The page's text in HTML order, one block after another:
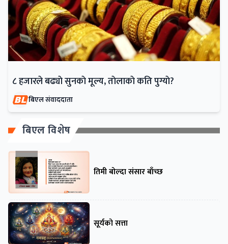
८ हजारले बढ्याे सुनकाे मूल्य, ताेलाकाे कति पुग्याे?
बिएल संवाददाता
बिएल विशेष
तिमी बोल्दा संसार बाँच्छ
सूर्यको सत्ता